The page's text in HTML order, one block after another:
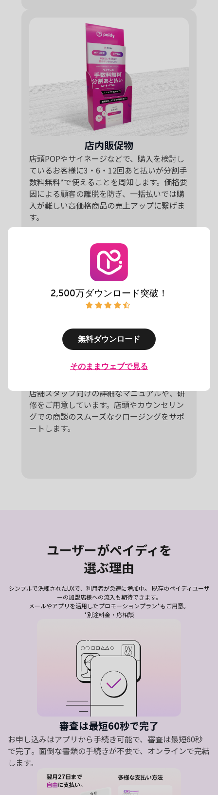
2,500万ダウンロード突破！
無料ダウンロード
そのままウェブで見る
店内販促物
店頭POPやサイネージなどで、購入を検討し
ているお客様に3・6・12回あと払いが分割手
数料無料*で使えることを周知します。価格要
因による顧客の離脱を防ぎ、一括払いでは購
入が難しい高価格商品の売上アップに繋げま
す。
店舗スタッフ向けの詳細なマニュアルや、研
修をご用意しています。店頭やカウンセリン
グでの商談のスムーズなクロージングをサポ
ートします。
ユーザーがペイディを
選ぶ理由
シンプルで洗練されたUXで、利用者が急速に増加中。 既存のペイディユーザ
ーの加盟店様への流入も期待できます。
メールやアプリを活用したプロモーションプラン*もご用意。
*別途料金・応相談
審査は最短60秒で完了
お申し込みはアプリから手続き可能で、審査は最短60秒
で完了。面倒な書類の手続きが不要で、オンラインで完結
します。